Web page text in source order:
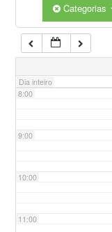
Categorias
Dia inteiro
7:00
8:00
9:00
10:00
11:00